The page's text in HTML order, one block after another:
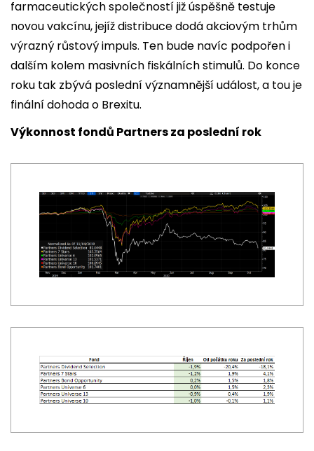
farmaceutických společností již úspěšně testuje
novou vakcínu, jejíž distribuce dodá akciovým trhům
výrazný růstový impuls. Ten bude navíc podpořen i
dalším kolem masivních fiskálních stimulů. Do konce
roku tak zbývá poslední významnější událost, a tou je
finální dohoda o Brexitu.
Výkonnost fondů Partners za poslední rok